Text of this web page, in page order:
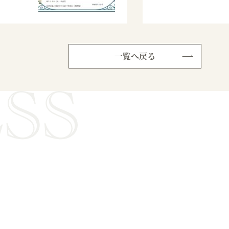
一覧へ戻る